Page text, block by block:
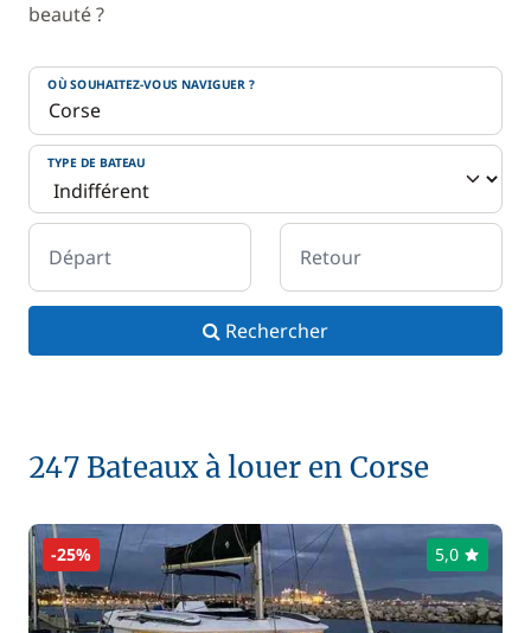
beauté ?
OÙ SOUHAITEZ-VOUS NAVIGUER ?
TYPE DE BATEAU
Départ Retour
Rechercher
247 Bateaux à louer en Corse
-25% 5,0